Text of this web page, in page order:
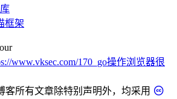
框架
www.vksec.com/170_go操作浏览器很
客所有文章除特别声明外，均采用